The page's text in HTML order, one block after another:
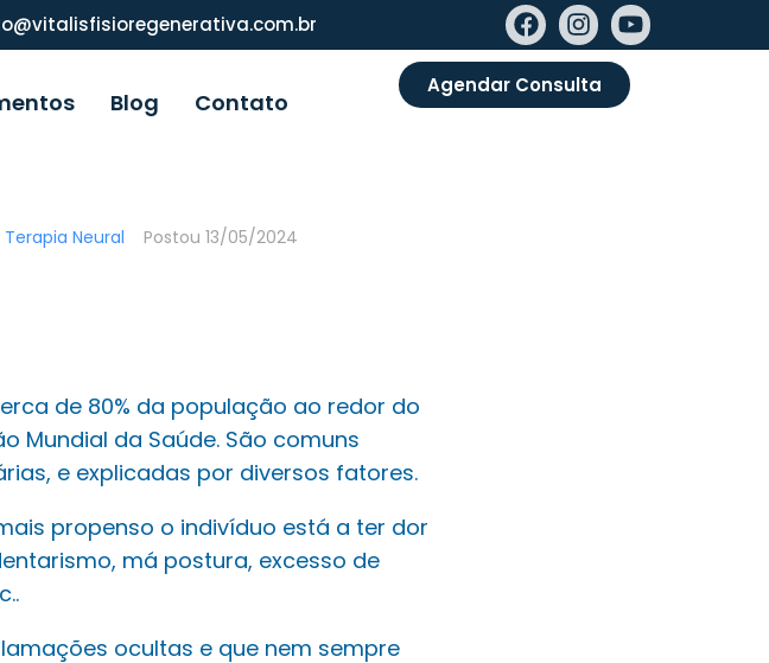
Blog Contato
Agendar Consulta
Terapia Neural Postou 13/05/2024
de 80% da população ao redor do
Mundial da Saúde. São comuns
e explicadas por diversos fatores.
propenso o indivíduo está a ter dor
má postura, excesso de
ocultas e que nem sempre